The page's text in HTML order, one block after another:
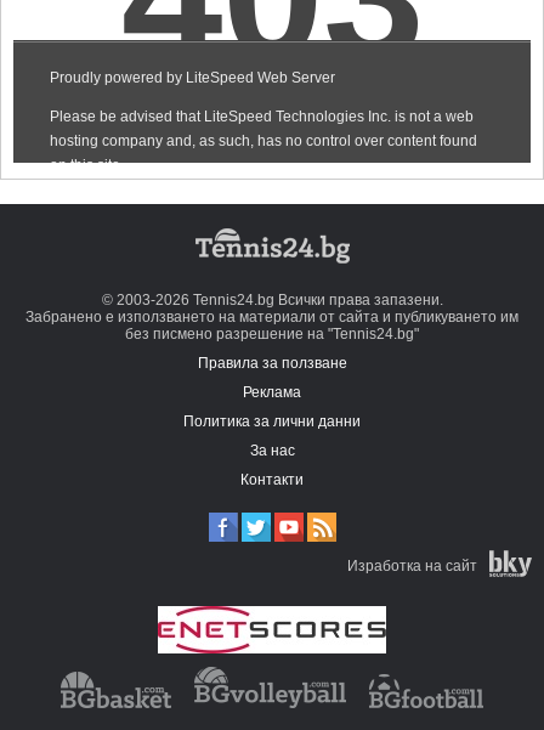
© 2003-2026 Tennis24.bg Всички права запазени.
Забранено е използването на материали от сайта и публикуването им
без писмено разрешение на "Tennis24.bg"
Правила за ползване
Реклама
Политика за лични данни
За нас
Контакти
Изработка на сайт